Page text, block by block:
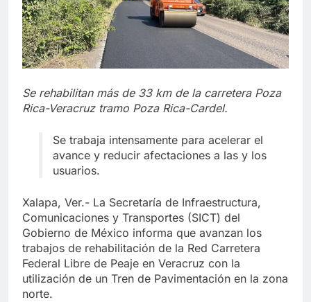
Se rehabilitan más de 33 km de la carretera Poza
Rica-Veracruz tramo Poza Rica-Cardel.
Se trabaja intensamente para acelerar el
avance y reducir afectaciones a las y los
usuarios.
Xalapa, Ver.- La Secretaría de Infraestructura,
Comunicaciones y Transportes (SICT) del
Gobierno de México informa que avanzan los
trabajos de rehabilitación de la Red Carretera
Federal Libre de Peaje en Veracruz con la
utilización de un Tren de Pavimentación en la zona
norte.